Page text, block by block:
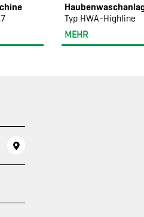
Typ HWA-Highline
MEHR